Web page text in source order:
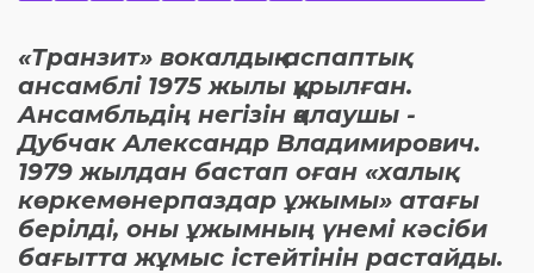
«Транзит» вокалдық-аспаптық
ансамблі 1975 жылы құрылған.
Ансамбльдің негізін қалаушы -
Дубчак Александр Владимирович.
1979 жылдан бастап оған «халық
көркемөнерпаздар ұжымы» атағы
берілді, оны ұжымның үнемі кәсіби
бағытта жұмыс істейтінін растайды.